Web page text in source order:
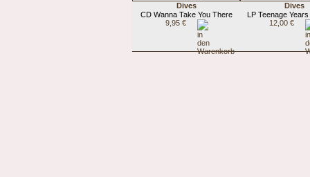
Dives
CD Wanna Take You There
9,95 €
Dives
LP Teenage
12,00 €